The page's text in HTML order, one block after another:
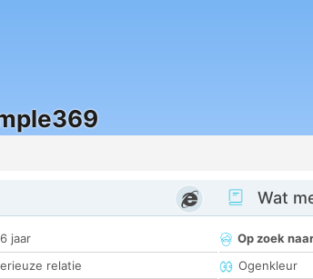
jaar
relatie
Wat
Op zoek naar
Ogenkleur